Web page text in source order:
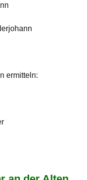
ermitteln: